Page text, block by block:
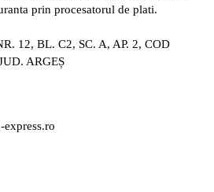
prin procesatorul de plati.
12, BL. C2, SC. A, AP. 2, COD
ARGEȘ